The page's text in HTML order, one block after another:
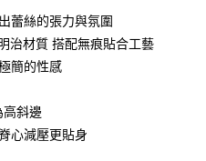
彰化商業銀行
兆豐國際商業銀行
台中商業銀行
永豐商業銀行
蕾絲的張力與氛圍
治材質 搭配無痕貼合工藝
簡的性感
高斜邊
心減壓更貼身